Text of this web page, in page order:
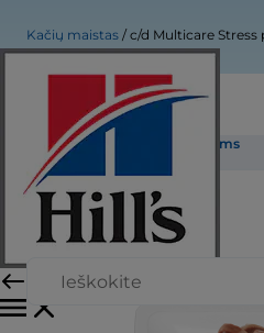
Kačių maistas c/d Multicare Stress
c/d Multicare Stress pašaras katėms